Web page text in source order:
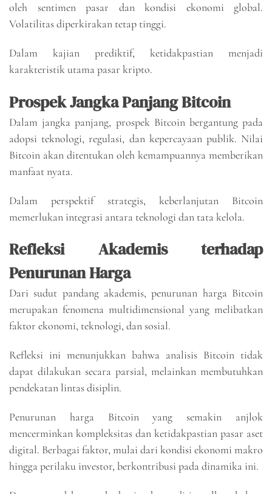
oleh sentimen pasar dan kondisi ekonomi global.
Volatilitas diperkirakan tetap tinggi.
Dalam kajian prediktif, ketidakpastian menjadi
karakteristik utama pasar kripto.
Prospek Jangka Panjang Bitcoin
Dalam jangka panjang, prospek Bitcoin bergantung pada
adopsi teknologi, regulasi, dan kepercayaan publik. Nilai
Bitcoin akan ditentukan oleh kemampuannya memberikan
manfaat nyata.
Dalam perspektif strategis, keberlanjutan Bitcoin
memerlukan integrasi antara teknologi dan tata kelola.
Refleksi Akademis terhadap
Penurunan Harga
Dari sudut pandang akademis, penurunan harga Bitcoin
merupakan fenomena multidimensional yang melibatkan
faktor ekonomi, teknologi, dan sosial.
Refleksi ini menunjukkan bahwa analisis Bitcoin tidak
dapat dilakukan secara parsial, melainkan membutuhkan
pendekatan lintas disiplin.
Penurunan harga Bitcoin yang semakin anjlok
mencerminkan kompleksitas dan ketidakpastian pasar aset
digital. Berbagai faktor, mulai dari kondisi ekonomi makro
hingga perilaku investor, berkontribusi pada dinamika ini.